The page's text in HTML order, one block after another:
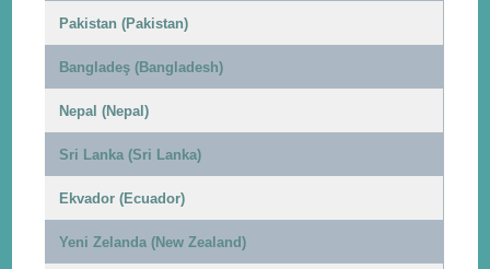
Pakistan (Pakistan)
Bangladeş (Bangladesh)
Nepal (Nepal)
Sri Lanka (Sri Lanka)
Ekvador (Ecuador)
Yeni Zelanda (New Zealand)